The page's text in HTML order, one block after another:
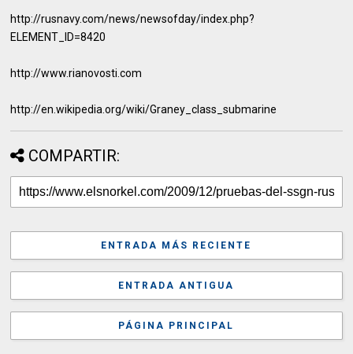
http://rusnavy.com/news/newsofday/index.php?
ELEMENT_ID=8420
http://www.rianovosti.com
http://en.wikipedia.org/wiki/Graney_class_submarine
COMPARTIR:
ENTRADA MÁS RECIENTE
ENTRADA ANTIGUA
PÁGINA PRINCIPAL